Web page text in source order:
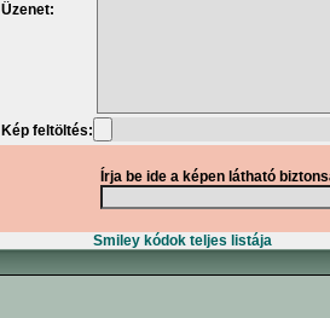
Üzenet:
Kép feltöltés:
Írja be ide a képen látható
Smiley kódok teljes listája